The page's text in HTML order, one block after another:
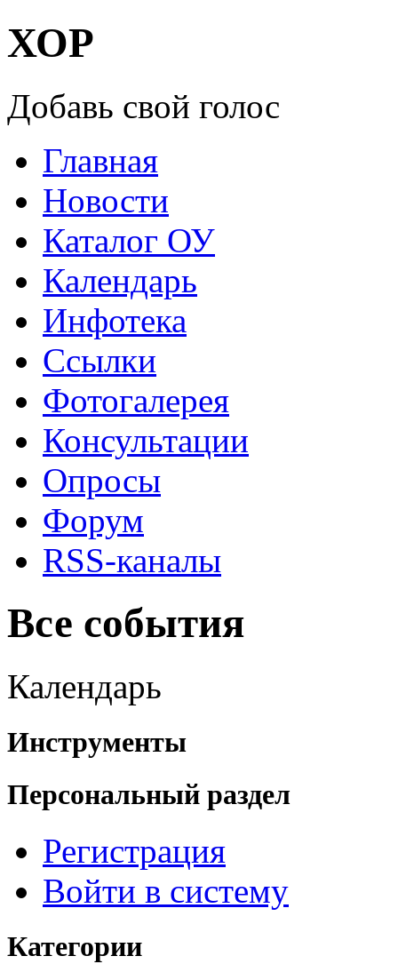
ХОР
Добавь свой голос
Главная
Новости
Каталог ОУ
Календарь
Инфотека
Ссылки
Фотогалерея
Консультации
Опросы
Форум
RSS-каналы
Все события
Календарь
Инструменты
Персональный раздел
Регистрация
Войти в систему
Категории